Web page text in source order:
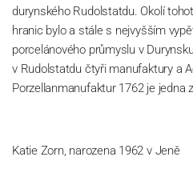
durynského Rudolstatdu. Okolí
hranic bylo a stále s nejvyšším
porcelánového průmyslu v
v Rudolstatdu čtyři manufaktury a
Porzellanmanufaktur 1762 je jedna
Katie Zorn, narozena 1962 v Jeně